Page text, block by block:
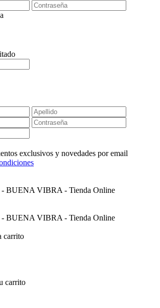
exclusivos y novedades por email
carrito
carrito